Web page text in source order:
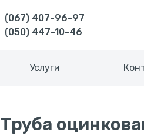
(067) 407-96-97
(050) 447-10-46
Услуги
Труба